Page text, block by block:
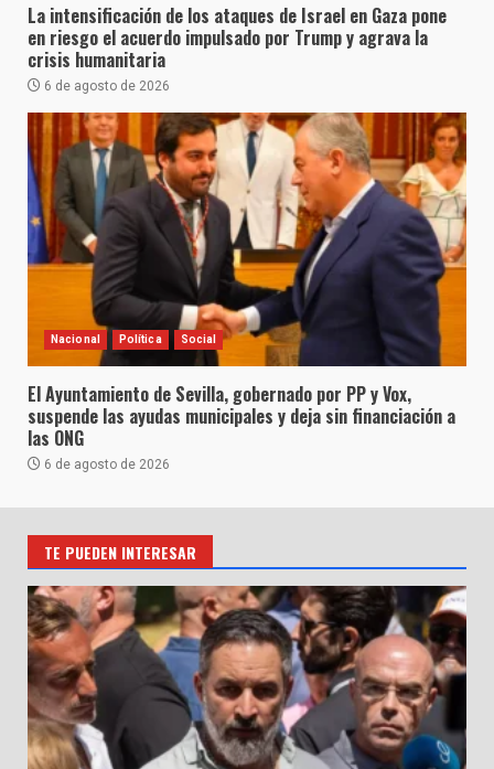
La intensificación de los ataques de Israel en Gaza pone
en riesgo el acuerdo impulsado por Trump y agrava la
crisis humanitaria
6 de agosto de 2026
Nacional Política Social
El Ayuntamiento de Sevilla, gobernado por PP y Vox,
suspende las ayudas municipales y deja sin financiación a
las ONG
6 de agosto de 2026
TE PUEDEN INTERESAR